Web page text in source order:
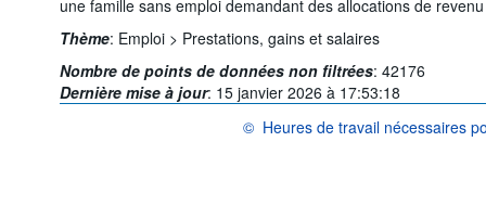
une famille sans emploi demandant des allocations de
Thème: Emploi > Prestations, gains et salaires
Nombre de points de données non filtrées: 42176
Dernière mise à jour: 15 janvier 2026 à 17:53:18
© Heures de travail nécessaires